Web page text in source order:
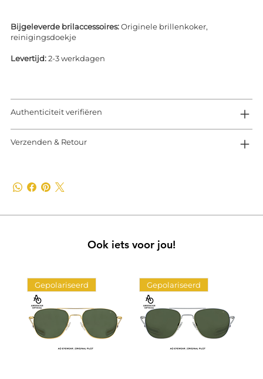
Bijgeleverde brilaccessoires:Originele brillenkoker,
reinigingsdoekje
Levertijd:2-3 werkdagen
Authenticiteit verifiëren
Verzenden & Retour
Ook iets voor jou!
Gepolariseerd Gepolariseerd